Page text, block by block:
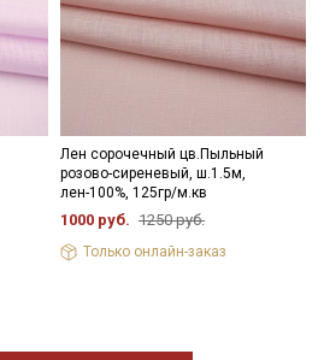
Лен сорочечный цв.Пыльный
розово-сиреневый, ш.1.5м,
лен-100%, 125гр/м.кв
1000 руб. 1250 руб.
Только онлайн-заказ